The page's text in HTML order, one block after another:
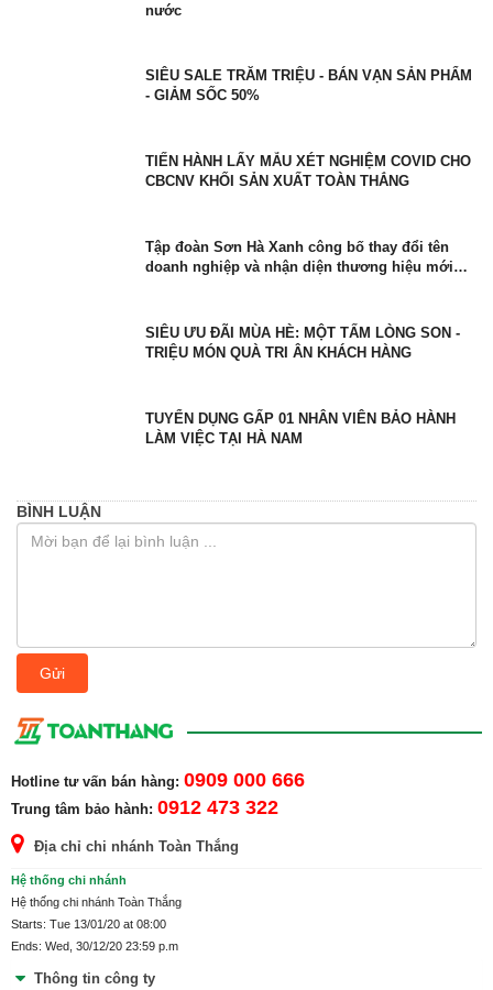
nước
SIÊU SALE TRĂM TRIỆU - BÁN VẠN SẢN PHẨM
- GIẢM SỐC 50%
TIẾN HÀNH LẤY MẪU XÉT NGHIỆM COVID CHO
CBCNV KHỐI SẢN XUẤT TOÀN THẮNG
Tập đoàn Sơn Hà Xanh công bố thay đổi tên
doanh nghiệp và nhận diện thương hiệu mới
SIÊU ƯU ĐÃI MÙA HÈ: MỘT TẤM LÒNG SON -
TRIỆU MÓN QUÀ TRI ÂN KHÁCH HÀNG
TUYỂN DỤNG GẤP 01 NHÂN VIÊN BẢO HÀNH
LÀM VIỆC TẠI HÀ NAM
BÌNH LUẬN
Gửi
Hotline tư vấn bán hàng: 0909 000 666
Trung tâm bảo hành: 0912 473 322
Địa chỉ chi nhánh Toàn Thắng
Hệ thống chi nhánh
Hệ thống chi nhánh Toàn Thắng
Starts: Tue 13/01/20 at 08:00
Ends: Wed, 30/12/20 23:59 p.m
Thông tin công ty